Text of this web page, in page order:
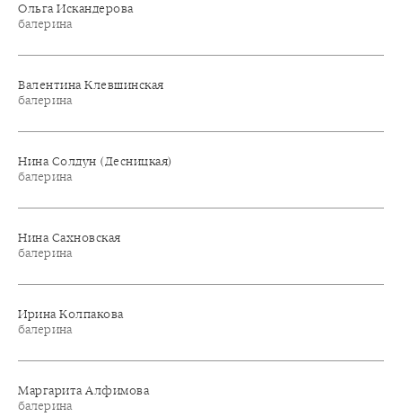
Ольга Искандерова
балерина
Валентина Клевшинская
балерина
Нина Солдун (Десницкая)
балерина
Нина Сахновская
балерина
Ирина Колпакова
балерина
Маргарита Алфимова
балерина